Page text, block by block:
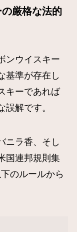
の厳格な法的
ンウイスキー
基準が存在し
キーであれば
解です。
ニラ香、そし
国連邦規則集
のルールから